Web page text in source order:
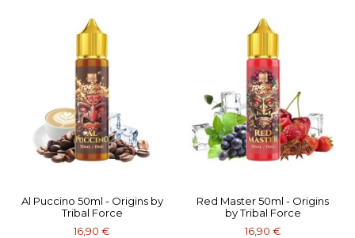
Al Puccino 50ml - Origins by
Tribal Force
16,90 €
Red Master 50ml - Origins
by Tribal Force
16,90 €